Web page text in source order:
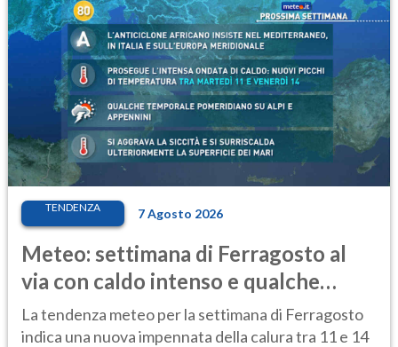
TENDENZA 7 Agosto 2026
Meteo: settimana di Ferragosto al
via con caldo intenso e qualche
temporale
La tendenza meteo per la settimana di Ferragosto
indica una nuova impennata della calura tra 11 e 14